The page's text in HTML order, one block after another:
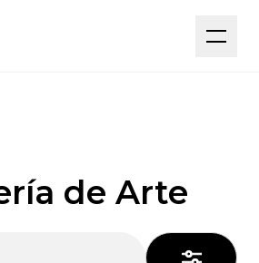
de Arte